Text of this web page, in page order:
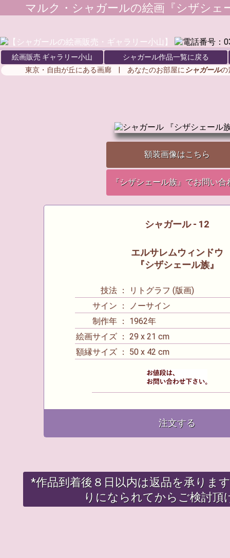
マルク・シャガールの絵画『シザシェ
絵画販売 ギャラリー小山
シャガール作品一覧に戻る
東京・自由が丘にある画廊 | あなたのお部屋に シャガールの
額装画像はこちら
『シザシェール族』でお問い合
シャガール - 12
エルサレムウィンドウ
『シザシェール族』
技法 ： リトグラフ (版画)
サイン ： ノーサイン
制作年 ： 1962年
絵画サイズ ： 29 x 21 cm
額縁サイズ ： 50 x 42 cm
注文する
*作品到着後８日以内は返品を承りま
りになられてからご検討頂